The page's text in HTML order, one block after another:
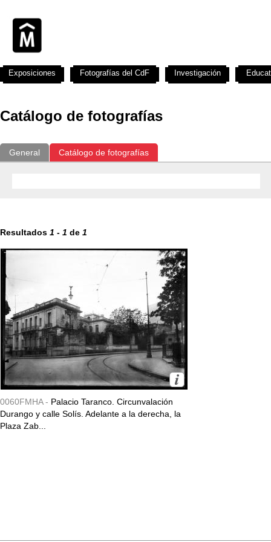
Catálogo de fotografías
General Catálogo de fotografías
Resultados 1 - 1 de 1
0060FMHA - Palacio Taranco. Circunvalación
Durango y calle Solís. Adelante a la derecha, la
Plaza Zab...
Exposiciones Fotografías del CdF Investigación